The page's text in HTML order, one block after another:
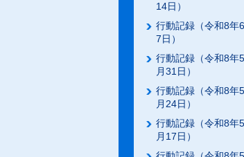
14日）
行動記録（令和8年
7日）
行動記録（令和8年
月31日）
行動記録（令和8年
月24日）
行動記録（令和8年
月17日）